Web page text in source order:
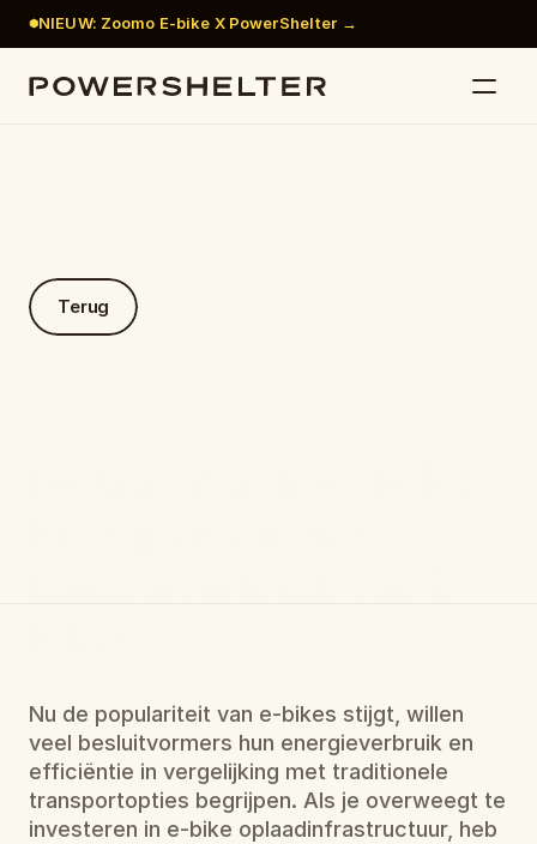
NIEUW: Zoomo E-bike X PowerShelter →
Terug
Nu de populariteit van e-bikes stijgt, willen
veel besluitvormers hun energieverbruik en
efficiëntie in vergelijking met traditionele
transportopties begrijpen. Als je overweegt te
investeren in e-bike oplaadinfrastructuur, heb